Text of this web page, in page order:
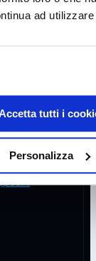
ad
tutti i
Personalizza